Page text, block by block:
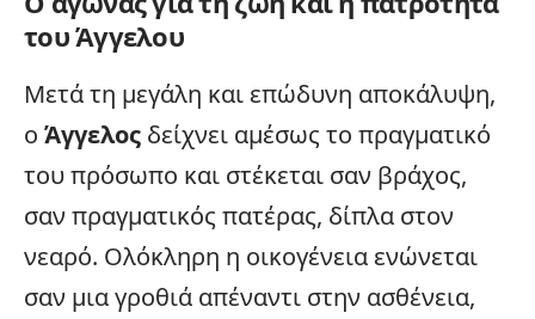
του Άγγελου
Μετά τη μεγάλη και επώδυνη αποκάλυψη,
ο Άγγελος δείχνει αμέσως το πραγματικό
του πρόσωπο και στέκεται σαν βράχος,
σαν πραγματικός πατέρας, δίπλα στον
νεαρό. Ολόκληρη η οικογένεια ενώνεται
σαν μια γροθιά απέναντι στην ασθένεια,